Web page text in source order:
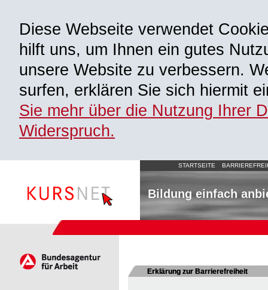
Diese Webseite verwendet
hilft uns, um Ihnen ein gutes
unsere Website zu verbessern.
surfen, erklären Sie sich hiermit
Sie mehr über die Nutzung Ihrer
Widerspruch.
STARTSEITE
Bildung einfach
Erklärung zur Barrierefreiheit